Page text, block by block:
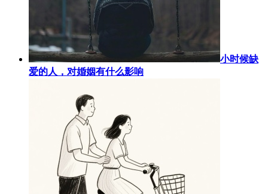
小时候缺
爱的人，对婚姻有什么影响